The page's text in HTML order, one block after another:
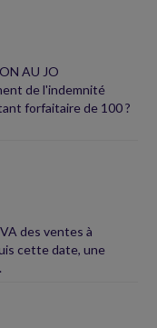
AU JO
de l'indemnité
forfaitaire de 100 ?
des ventes à
cette date, une